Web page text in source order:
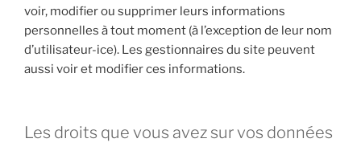
voir, modifier ou supprimer leurs informations
personnelles à tout moment (à l’exception de leur nom
d’utilisateur-ice). Les gestionnaires du site peuvent
aussi voir et modifier ces informations.
Les droits que vous avez sur vos données